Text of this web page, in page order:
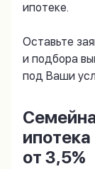
ипотеке.
Оставьте
и подбора
под Ваши
ипотека
от 3,5%